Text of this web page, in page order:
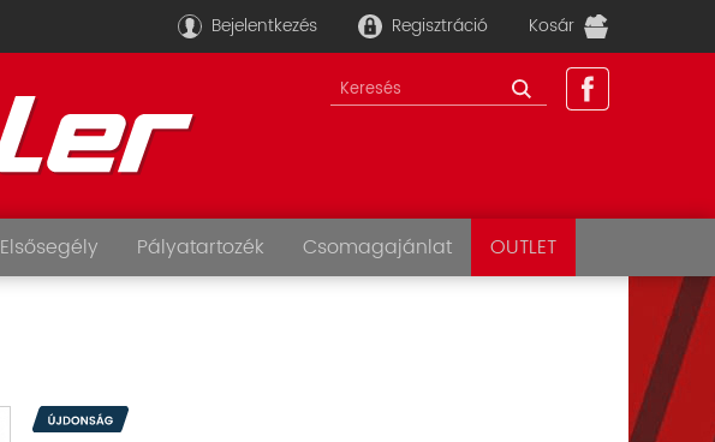
Bejelentkezés Regisztráció Kosár
Elsősegély Pályatartozék Csomagajánlat OUTLET